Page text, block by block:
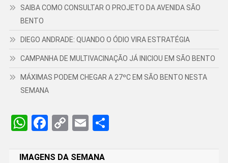
SAIBA COMO CONSULTAR O PROJETO DA AVENIDA SÃO
BENTO
DIEGO ANDRADE: QUANDO O ÓDIO VIRA ESTRATÉGIA
CAMPANHA DE MULTIVACINAÇÃO JÁ INICIOU EM SÃO BENTO
MÁXIMAS PODEM CHEGAR A 27ºC EM SÃO BENTO NESTA
SEMANA
WhatsApp
Facebook
CopyEmail
IMAGENS DA SEMANA